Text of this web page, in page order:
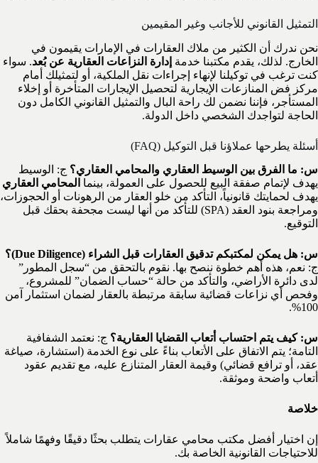
التمثيل القانوني للأجانب وغير المقيمين
نحن ندرك أن الكثير من ملاك العقارات في الإمارات يقيمون في
الخارج. لذلك، يقدم مكتبنا خدمة إدارة النزاعات العقارية عن بُعد. سواء
كنت ترغب في توكيلنا لإنهاء إجراءات نقل الملكية، أو لتمثيلك أمام
مركز فض المنازعات الإيجارية لتحصيل الإيجارات المتأخرة أو إخلاء
المستأجر، فإننا نضمن لك راحة البال والتمثيل القانوني الكامل دون
الحاجة لتواجدك الشخصي داخل الدولة.
أسئلة يطرحها عملاؤنا قبل التوكيل (FAQ)
س: ما الفرق بين الوسيط العقاري والمحامي العقاري؟ ج: الوسيط
يهدف لإتمام صفقة البيع للحصول على العمولة، بينما المحامي العقاري
يهدف لحمايتك قانونياً، التأكد من خلو العقار من الرهونات أو الحجوزات،
ومراجعة بنود العقد (SPA) للتأكد من أنها ليست مجحفة بحقك قبل
التوقيع.
س: هل يمكن لمكتبكم تدقيق العقارات قبل الشراء (Due Diligence)؟
ج: نعم، هذه أهم خطوة ننصح بها. نقوم بالتحقق من “سجل المطور”
لدى دائرة الأراضي، والتأكد من حالة “حساب الضمان” للمشروع،
وفحص أي نزاعات قضائية سابقة مرتبطة بالعقار لضمان استثمار آمن
100%.
س: كيف يتم احتساب أتعاب القضايا العقارية؟ ج: نعتمد الشفافية
التامة؛ يتم الاتفاق على الأتعاب بناءً على نوع الخدمة (استشارة، صياغة
عقد، أو ترافع قضائي) وقيمة العقار المتنازع عليه، مع تقديم عقود
أتعاب واضحة وموثقة.
خلاصة
إن اختيار أفضل مكتب محامي عقارات يتطلب بحثًا دقيقًا وفهمًا شاملاً
للاحتياجات القانونية الخاصة بك.